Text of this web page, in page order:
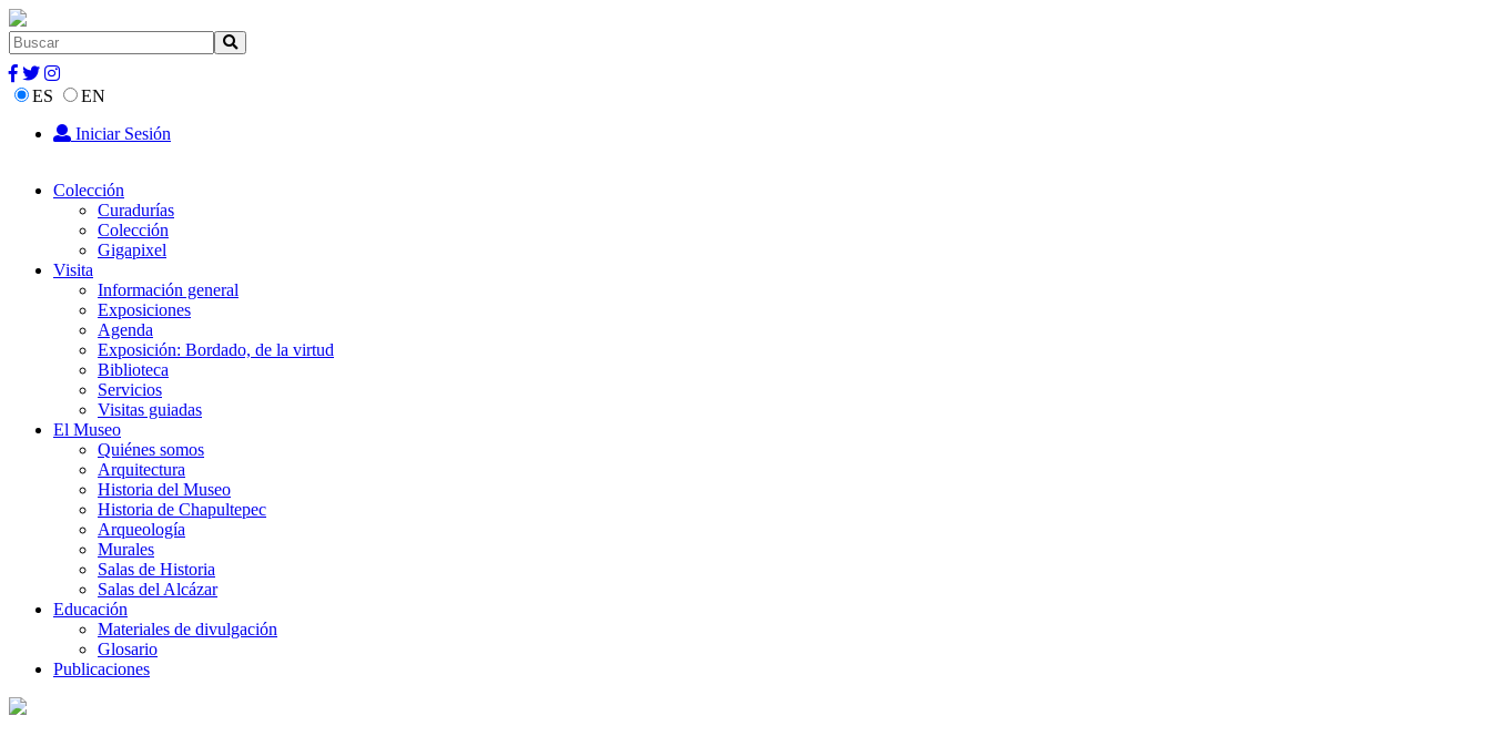
ES
EN
Iniciar Sesión
Colección
Curadurías
Colección
Gigapixel
Visita
Información general
Exposiciones
Agenda
Exposición: Bordado, de la virtud
Biblioteca
Servicios
Visitas guiadas
El Museo
Quiénes somos
Arquitectura
Historia del Museo
Historia de Chapultepec
Arqueología
Murales
Salas de Historia
Salas del Alcázar
Educación
Materiales de divulgación
Glosario
Publicaciones